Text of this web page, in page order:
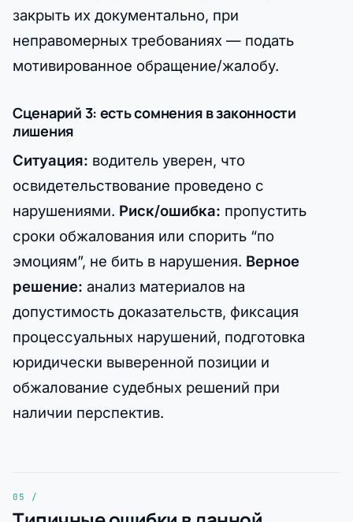
закрыть их документально, при
неправомерных требованиях — подать
мотивированное обращение/жалобу.
Сценарий 3: есть сомнения в законности
лишения
Ситуация: водитель уверен, что
освидетельствование проведено с
нарушениями. Риск/ошибка: пропустить
сроки обжалования или спорить “по
эмоциям”, не бить в нарушения. Верное
решение: анализ материалов на
допустимость доказательств, фиксация
процессуальных нарушений, подготовка
юридически выверенной позиции и
обжалование судебных решений при
наличии перспектив.